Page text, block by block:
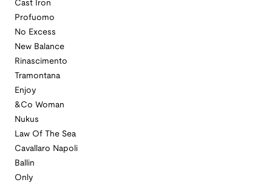
Cast Iron
Profuomo
No Excess
New Balance
Rinascimento
Tramontana
Enjoy
&Co Woman
Nukus
Law Of The Sea
Cavallaro Napoli
Ballin
Only